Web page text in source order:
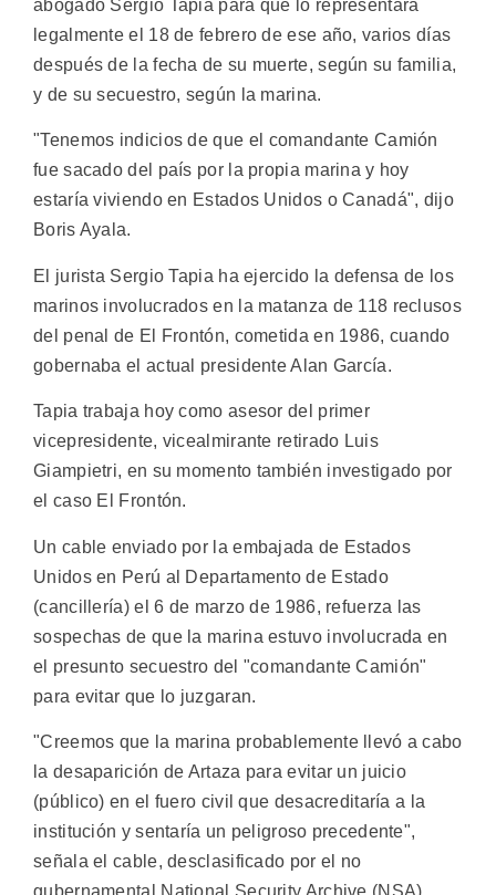
abogado Sergio Tapia para que lo representara
legalmente el 18 de febrero de ese año, varios días
después de la fecha de su muerte, según su familia,
y de su secuestro, según la marina.
"Tenemos indicios de que el comandante Camión
fue sacado del país por la propia marina y hoy
estaría viviendo en Estados Unidos o Canadá", dijo
Boris Ayala.
El jurista Sergio Tapia ha ejercido la defensa de los
marinos involucrados en la matanza de 118 reclusos
del penal de El Frontón, cometida en 1986, cuando
gobernaba el actual presidente Alan García.
Tapia trabaja hoy como asesor del primer
vicepresidente, vicealmirante retirado Luis
Giampietri, en su momento también investigado por
el caso El Frontón.
Un cable enviado por la embajada de Estados
Unidos en Perú al Departamento de Estado
(cancillería) el 6 de marzo de 1986, refuerza las
sospechas de que la marina estuvo involucrada en
el presunto secuestro del "comandante Camión"
para evitar que lo juzgaran.
"Creemos que la marina probablemente llevó a cabo
la desaparición de Artaza para evitar un juicio
(público) en el fuero civil que desacreditaría a la
institución y sentaría un peligroso precedente",
señala el cable, desclasificado por el no
gubernamental National Security Archive (NSA).